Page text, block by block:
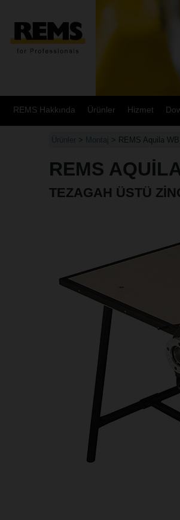
REMS Hakkında Ürünler Hizmet
Ürünler > Montaj > REMS Aquila WB
REMS
TEZAGAH ÜSTÜ